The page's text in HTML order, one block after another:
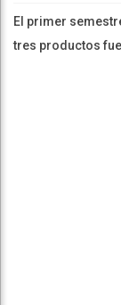
El primer
tres productos